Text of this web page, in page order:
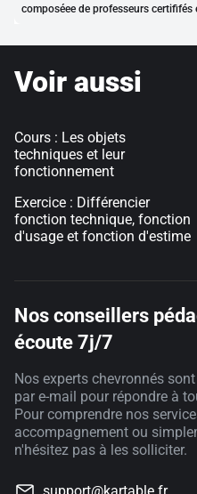
composéee de professeurs certififés
Voir aussi
Cours : Les objets
techniques et leur
fonctionnement
Exercice : Différencier
fonction technique, fonction
d'usage et fonction d'estime
Nos conseillers
écoute 7j/7
Nos experts chevronnés
par e-mail pour répondre à
Pour comprendre nos
accompagnement ou
n'hésitez pas à les solliciter.